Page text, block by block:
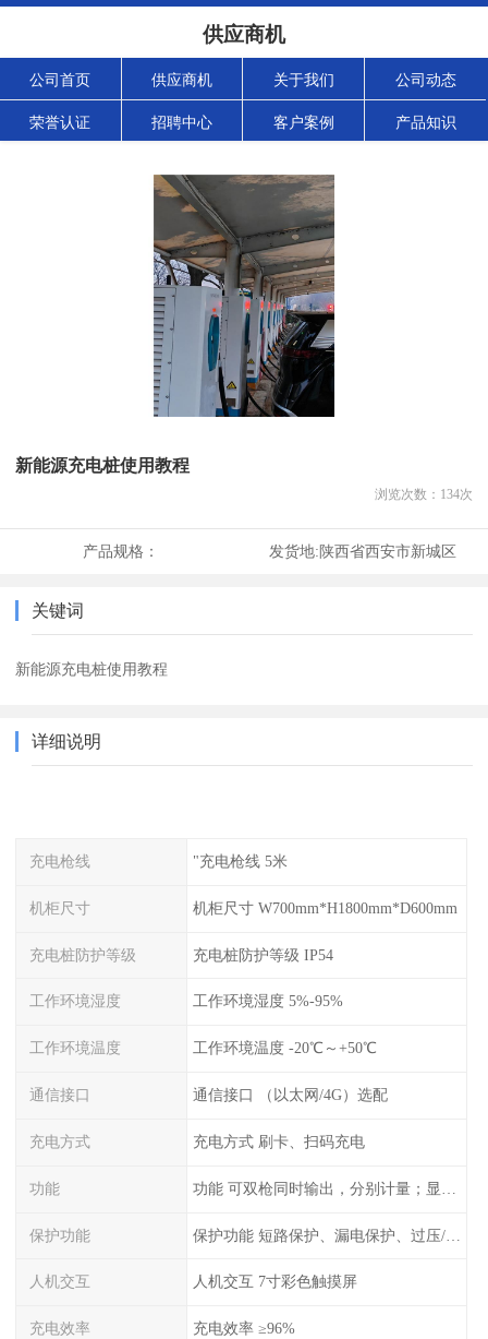
供应商机
公司首页 供应商机 关于我们 公司动态
荣誉认证 招聘中心 客户案例 产品知识
新能源充电桩使用教程
浏览次数： 134次
产品规格： 发货地:陕西省西安市新城区
关键词
新能源充电桩使用教程
详细说明
充电枪线 "充电枪线 5米
机柜尺寸 机柜尺寸 W700mm*H1800mm*D600mm
充电桩防护等级 充电桩防护等级 IP54
工作环境湿度 工作环境湿度 5%-95%
工作环境温度 工作环境温度 -20℃～+50℃
通信接口 通信接口 （以太网/4G）选配
充电方式 充电方式 刷卡、扫码充电
功能
保护功能 保护功能 短路保护、漏电保护、过压/欠压保护、过流保护、过温保护、蓄电池反接保护、过充保护
人机交互 人机交互 7寸彩色触摸屏
充电效率 充电效率 ≥96%